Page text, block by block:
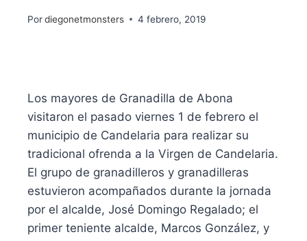
Pordiegonetmonsters 4 febrero, 2019
Los mayores de Granadilla de Abona
visitaron el pasado viernes 1 de febrero el
municipio de Candelaria para realizar su
tradicional ofrenda a la Virgen de Candelaria.
El grupo de granadilleros y granadilleras
estuvieron acompañados durante la jornada
por el alcalde, José Domingo Regalado; el
primer teniente alcalde, Marcos González, y